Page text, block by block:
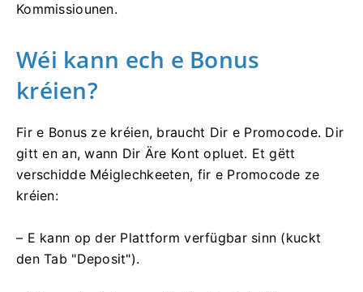
Kommissiounen.
Wéi kann ech e Bonus
kréien?
Fir e Bonus ze kréien, braucht Dir e Promocode. Dir
gitt en an, wann Dir Äre Kont opluet. Et gëtt
verschidde Méiglechkeeten, fir e Promocode ze
kréien:
– E kann op der Plattform verfügbar sinn (kuckt
den Tab "Deposit").